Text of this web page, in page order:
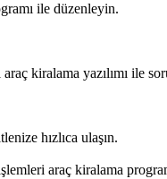
ile düzenleyin.
kiralama yazılımı ile
hızlıca ulaşın.
araç kiralama